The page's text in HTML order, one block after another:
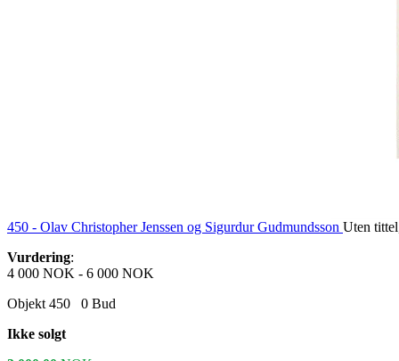
450 - Olav Christopher Jenssen og Sigurdur Gudmundsson Uten
Vurdering:
4 000 NOK - 6 000 NOK
Objekt 450
0 Bud
Ikke solgt